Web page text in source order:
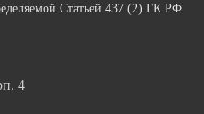
Статьей 437 (2) ГК РФ
4